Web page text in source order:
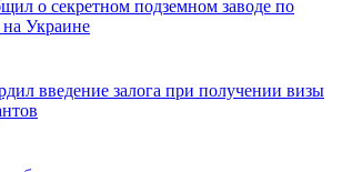
о секретном подземном заводе по
на Украине
введение залога при получении визы